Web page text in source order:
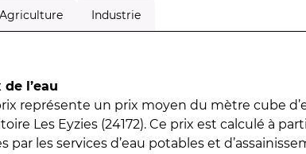
Agriculture Industrie
de l’eau
représente un prix moyen du mètre cube
Les Eyzies (24172). Ce prix est calculé à
par les services d’eau potables et